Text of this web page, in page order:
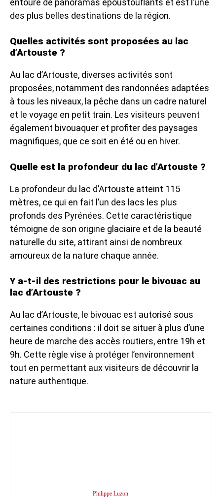
entouré de panoramas époustouflants et est l’une
des plus belles destinations de la région.
Quelles activités sont proposées au lac
d’Artouste ?
Au lac d’Artouste, diverses activités sont
proposées, notamment des randonnées adaptées
à tous les niveaux, la pêche dans un cadre naturel
et le voyage en petit train. Les visiteurs peuvent
également bivouaquer et profiter des paysages
magnifiques, que ce soit en été ou en hiver.
Quelle est la profondeur du lac d’Artouste ?
La profondeur du lac d’Artouste atteint 115
mètres, ce qui en fait l’un des lacs les plus
profonds des Pyrénées. Cette caractéristique
témoigne de son origine glaciaire et de la beauté
naturelle du site, attirant ainsi de nombreux
amoureux de la nature chaque année.
Y a-t-il des restrictions pour le bivouac au
lac d’Artouste ?
Au lac d’Artouste, le bivouac est autorisé sous
certaines conditions : il doit se situer à plus d’une
heure de marche des accès routiers, entre 19h et
9h. Cette règle vise à protéger l’environnement
tout en permettant aux visiteurs de découvrir la
nature authentique.
Philippe Luzon